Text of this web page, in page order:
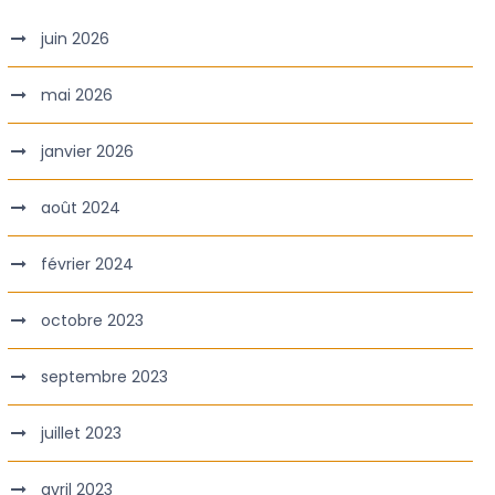
juin 2026
mai 2026
janvier 2026
août 2024
février 2024
octobre 2023
septembre 2023
juillet 2023
avril 2023